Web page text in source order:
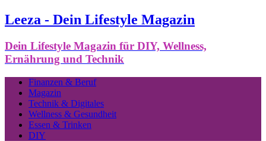
Leeza - Dein Lifestyle Magazin
Dein Lifestyle Magazin für DIY, Wellness,
Ernährung und Technik
Finanzen & Beruf
Magazin
Technik & Digitales
Wellness & Gesundheit
Essen & Trinken
DIY